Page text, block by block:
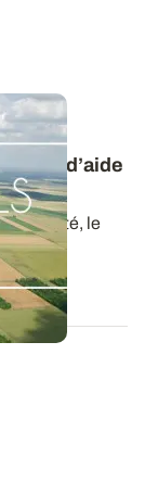
d’aide
la qualité, le